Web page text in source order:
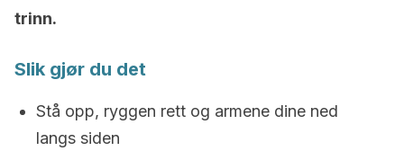
trinn.
Slik gjør du det
Stå opp, ryggen rett og armene dine ned
langs siden